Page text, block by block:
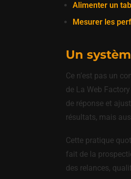
Alimenter un
Mesurer les
Un
Ce n’est pas un
de La Web
de réponse et
résultats, mais
Cette pratique
fait de la
des relances,